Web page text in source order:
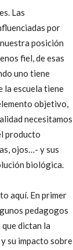
Las
por
posición
fiel, de esas
uno tiene
la escuela tiene
objetivo,
necesitamos
producto
ojos…- y sus
biológica.
aquí. En primer
pedagogos
dictan la
su impacto sobre